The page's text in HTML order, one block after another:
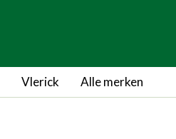
Vlerick Alle merken